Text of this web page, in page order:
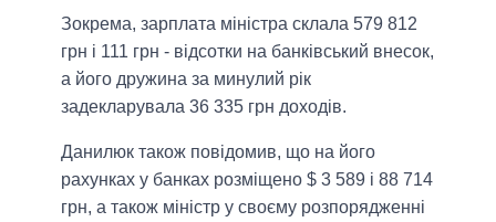
Зокрема, зарплата міністра склала 579 812
грн і 111 грн - відсотки на банківський внесок,
а його дружина за минулий рік
задекларувала 36 335 грн доходів.
Данилюк також повідомив, що на його
рахунках у банках розміщено $ 3 589 і 88 714
грн, а також міністр у своєму розпорядженні